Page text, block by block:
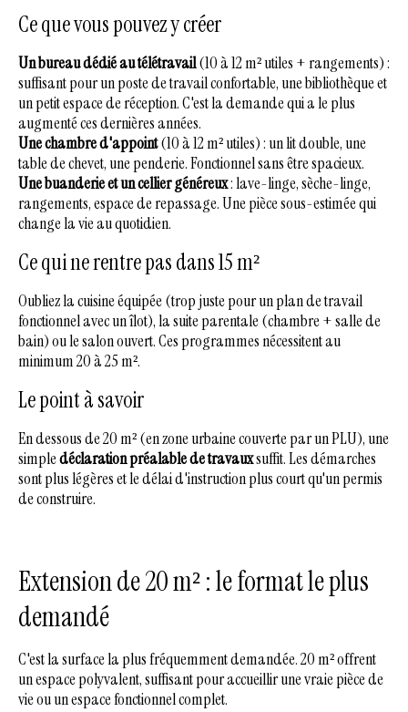
Ce que vous pouvez y créer
Un bureau dédié au télétravail(10 à 12 m² utiles + rangements) :
suffisant pour un poste de travail confortable, une bibliothèque et
un petit espace de réception. C'est la demande qui a le plus
augmenté ces dernières années.
Une chambre d'appoint(10 à 12 m² utiles) : un lit double, une
table de chevet, une penderie. Fonctionnel sans être spacieux.
Une buanderie et un cellier généreux: lave-linge, sèche-linge,
rangements, espace de repassage. Une pièce sous-estimée qui
change la vie au quotidien.
Ce qui ne rentre pas dans 15 m²
Oubliez la cuisine équipée (trop juste pour un plan de travail
fonctionnel avec un îlot), la suite parentale (chambre + salle de
bain) ou le salon ouvert. Ces programmes nécessitent au
minimum 20 à 25 m².
Le point à savoir
En dessous de 20 m² (en zone urbaine couverte par un PLU), une
simpledéclaration préalable de travauxsuffit. Les démarches
sont plus légères et le délai d'instruction plus court qu'un permis
de construire.
Extension de 20 m² : le format le plus
demandé
C'est la surface la plus fréquemment demandée. 20 m² offrent
un espace polyvalent, suffisant pour accueillir une vraie pièce de
vie ou un espace fonctionnel complet.